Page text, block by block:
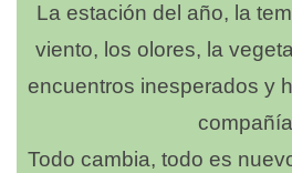
La estación del año, la
viento, los olores, la
encuentros inesperados y
Todo cambia, todo es